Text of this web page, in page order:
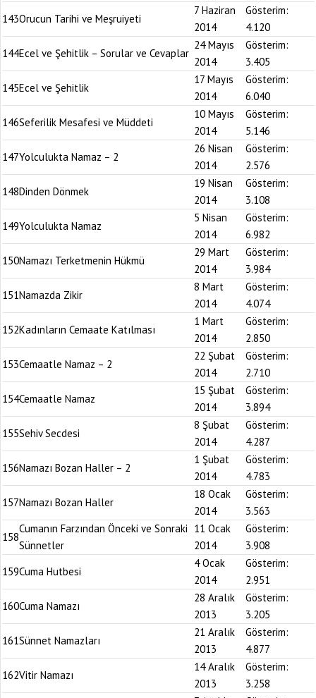
143Orucun Tarihi ve Meşruiyeti
7 Haziran
2014
Gösterim:
4.120
144Ecel ve Şehitlik – Sorular ve Cevaplar
24 Mayıs
2014
Gösterim:
3.405
145Ecel ve Şehitlik
17 Mayıs
2014
Gösterim:
6.040
146Seferilik Mesafesi ve Müddeti
10 Mayıs
2014
Gösterim:
5.146
147Yolculukta Namaz – 2
26 Nisan
2014
Gösterim:
2.576
148Dinden Dönmek
19 Nisan
2014
Gösterim:
3.108
149Yolculukta Namaz
5 Nisan
2014
Gösterim:
6.982
150Namazı Terketmenin Hükmü
29 Mart
2014
Gösterim:
3.984
151Namazda Zikir
8 Mart
2014
Gösterim:
4.074
152Kadınların Cemaate Katılması
1 Mart
2014
Gösterim:
2.850
153Cemaatle Namaz – 2
22 Şubat
2014
Gösterim:
2.710
154Cemaatle Namaz
15 Şubat
2014
Gösterim:
3.894
155Sehiv Secdesi
8 Şubat
2014
Gösterim:
4.287
156Namazı Bozan Haller – 2
1 Şubat
2014
Gösterim:
4.783
157Namazı Bozan Haller
18 Ocak
2014
Gösterim:
3.563
158
Cumanın Farzından Önceki ve Sonraki
Sünnetler
11 Ocak
2014
Gösterim:
3.908
159Cuma Hutbesi
4 Ocak
2014
Gösterim:
2.951
160Cuma Namazı
28 Aralık
2013
Gösterim:
3.205
161Sünnet Namazları
21 Aralık
2013
Gösterim:
4.877
162Vitir Namazı
14 Aralık
2013
Gösterim:
3.258